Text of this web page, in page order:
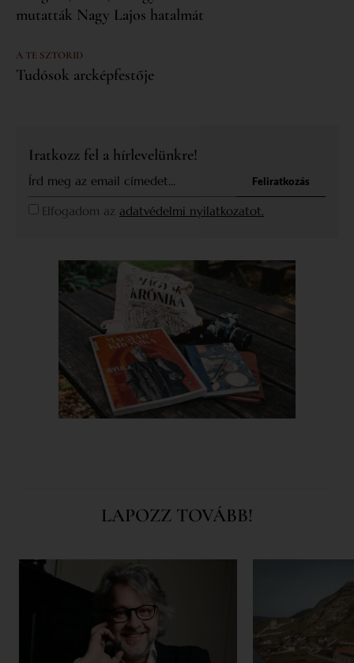
mutatták Nagy Lajos hatalmát
A TE SZTORID
Tudósok arcképfestője
Iratkozz fel a hírlevelünkre!
Elfogadom az adatvédelmi nyilatkozatot.
Feliratkozás
LAPOZZ TOVÁBB!